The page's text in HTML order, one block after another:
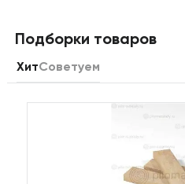
Подборки товаров
ХитСоветуем